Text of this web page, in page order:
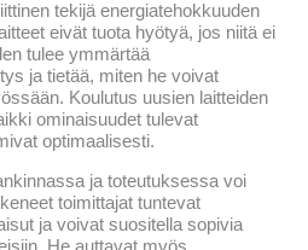
tekijä energiatehokkuuden
eivät tuota hyötyä, jos niitä ei
tulee ymmärtää
ja tietää, miten he voivat
Koulutus uusien laitteiden
ominaisuudet tulevat
optimaalisesti.
ja toteutuksessa voi
toimittajat tuntevat
ja voivat suositella sopivia